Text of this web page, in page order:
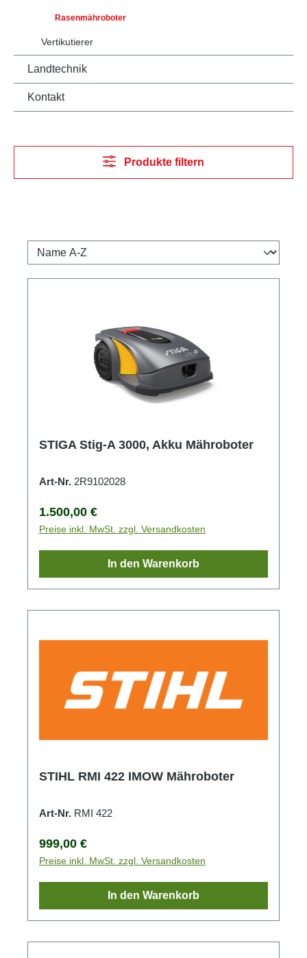
Rasenmähroboter
Vertikutierer
Landtechnik
Kontakt
Produkte filtern
STIGA Stig-A 3000, Akku Mähroboter
Art-Nr. 2R9102028
Regulärer Preis:
1.500,00 €
Preise inkl. MwSt. zzgl. Versandkosten
In den Warenkorb
STIHL RMI 422 IMOW Mähroboter
Art-Nr. RMI 422
Regulärer Preis:
999,00 €
Preise inkl. MwSt. zzgl. Versandkosten
In den Warenkorb